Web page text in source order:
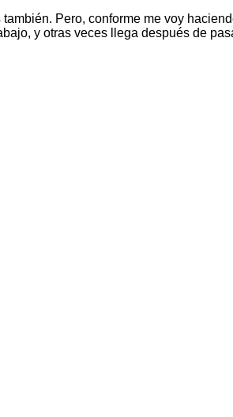
Pero, conforme me voy
y otras veces llega después de